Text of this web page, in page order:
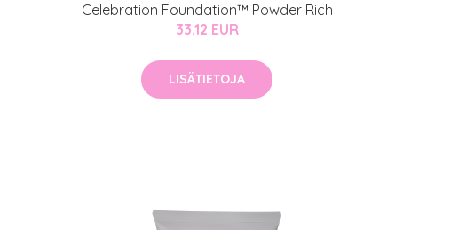
Celebration Foundation™ Powder Rich
33.12 EUR
LISÄTIETOJA